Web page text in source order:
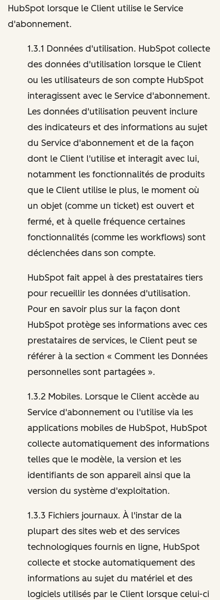
HubSpot lorsque le Client utilise le Service
d'abonnement.
1.3.1 Données d'utilisation. HubSpot collecte
des données d'utilisation lorsque le Client
ou les utilisateurs de son compte HubSpot
interagissent avec le Service d'abonnement.
Les données d'utilisation peuvent inclure
des indicateurs et des informations au sujet
du Service d'abonnement et de la façon
dont le Client l'utilise et interagit avec lui,
notamment les fonctionnalités de produits
que le Client utilise le plus, le moment où
un objet (comme un ticket) est ouvert et
fermé, et à quelle fréquence certaines
fonctionnalités (comme les workflows) sont
déclenchées dans son compte.
HubSpot fait appel à des prestataires tiers
pour recueillir les données d'utilisation.
Pour en savoir plus sur la façon dont
HubSpot protège ses informations avec ces
prestataires de services, le Client peut se
référer à la section « Comment les Données
personnelles sont partagées ».
1.3.2 Mobiles. Lorsque le Client accède au
Service d'abonnement ou l'utilise via les
applications mobiles de HubSpot, HubSpot
collecte automatiquement des informations
telles que le modèle, la version et les
identifiants de son appareil ainsi que la
version du système d'exploitation.
1.3.3 Fichiers journaux. À l'instar de la
plupart des sites web et des services
technologiques fournis en ligne, HubSpot
collecte et stocke automatiquement des
informations au sujet du matériel et des
logiciels utilisés par le Client lorsque celui-ci